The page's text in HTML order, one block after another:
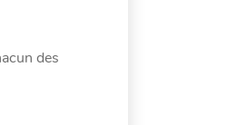
des